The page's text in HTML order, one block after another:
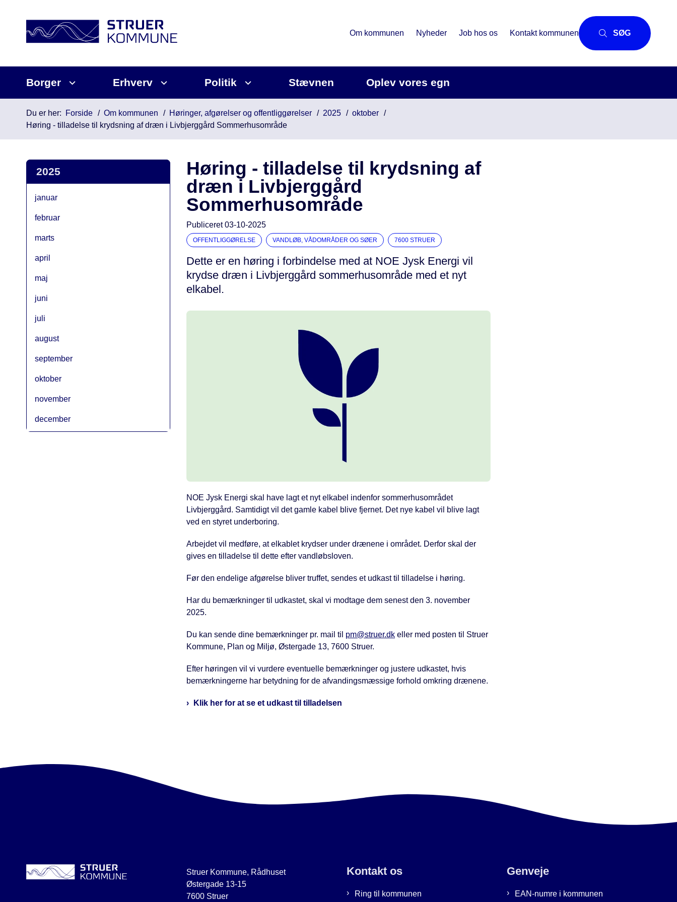
Om kommunen Nyheder Job hos os Kontakt kommunen SØG
Borger Erhverv Politik Stævnen Oplev vores egn
Du er her: Forside Om kommunen Høringer, afgørelser og offentliggørelser 2025
oktober
Høring - tilladelse til krydsning af dræn i Livbjerggård Sommerhusområde
2025
januar
februar
marts
april
maj
juni
juli
august
september
oktober
november
december
Høring - tilladelse til krydsning af
dræn i Livbjerggård
Sommerhusområde
Publiceret03-10-2025
OFFENTLIGGØRELSE VANDLØB, VÅDOMRÅDER OG SØER 7600 STRUER
Dette er en høring i forbindelse med at NOE Jysk Energi vil
krydse dræn i Livbjerggård sommerhusområde med et nyt
elkabel.
NOE Jysk Energi skal have lagt et nyt elkabel indenfor sommerhusområdet
Livbjerggård. Samtidigt vil det gamle kabel blive fjernet. Det nye kabel vil blive lagt
ved en styret underboring.
Arbejdet vil medføre, at elkablet krydser under drænene i området. Derfor skal der
gives en tilladelse til dette efter vandløbsloven.
Før den endelige afgørelse bliver truffet, sendes et udkast til tilladelse i høring.
Har du bemærkninger til udkastet, skal vi modtage dem senest den 3. november
2025.
Du kan sende dine bemærkninger pr. mail til pm@struer.dk eller med posten til Struer
Kommune, Plan og Miljø, Østergade 13, 7600 Struer.
Efter høringen vil vi vurdere eventuelle bemærkninger og justere udkastet, hvis
bemærkningerne har betydning for de afvandingsmæssige forhold omkring drænene.
Klik her for at se et udkast til tilladelsen
Struer Kommune, Rådhuset
Østergade 13-15
7600 Struer
Kontakt os
Ring til kommunen
Genveje
EAN-numre i kommunen